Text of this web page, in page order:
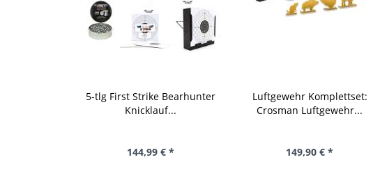
5-tlg First Strike Bearhunter
Knicklauf...
144,99 € *
Luftgewehr Komplettset:
Crosman Luftgewehr...
149,90 € *